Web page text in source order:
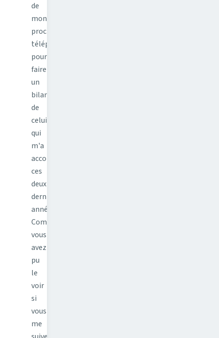
de
mon
prochain
téléphone
pour
faire
un
bilan
de
celui
qui
m'a
accompagné
ces
deux
dernières
années.
Comme
vous
avez
pu
le
voir
si
vous
me